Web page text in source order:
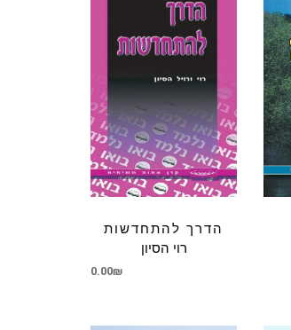
הדרך להתחדשות
רוי הסיון
0.00₪